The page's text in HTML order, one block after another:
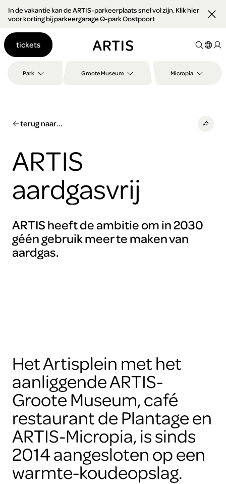
Ga naar
content
Ga
naar
zoeken
naar
In de vakantie kan de ARTIS-parkeerplaats snel vol zijn. Klik hier
voor korting bij parkeergarage Q-park Oostpoort
Park Groote Museum Micropia
tickets
terug naar...
ARTIS
aardgasvrij
ARTIS heeft de ambitie om in 2030
géén gebruik meer te maken van
aardgas.
Het Artisplein met het
aanliggende ARTIS-
Groote Museum, café
restaurant de Plantage en
ARTIS-Micropia, is sinds
2014 aangesloten op een
warmte-koudeopslag.